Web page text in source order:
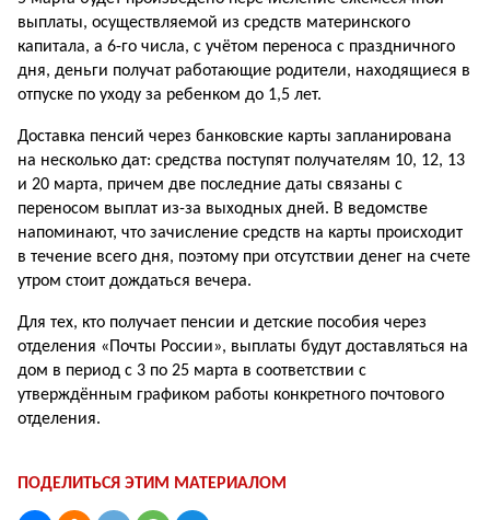
выплаты, осуществляемой из средств материнского
капитала, а 6-го числа, с учётом переноса с праздничного
дня, деньги получат работающие родители, находящиеся в
отпуске по уходу за ребенком до 1,5 лет.
Доставка пенсий через банковские карты запланирована
на несколько дат: средства поступят получателям 10, 12, 13
и 20 марта, причем две последние даты связаны с
переносом выплат из-за выходных дней. В ведомстве
напоминают, что зачисление средств на карты происходит
в течение всего дня, поэтому при отсутствии денег на счете
утром стоит дождаться вечера.
Для тех, кто получает пенсии и детские пособия через
отделения «Почты России», выплаты будут доставляться на
дом в период с 3 по 25 марта в соответствии с
утверждённым графиком работы конкретного почтового
отделения.
ПОДЕЛИТЬСЯ ЭТИМ МАТЕРИАЛОМ